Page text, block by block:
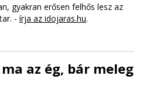
gyakran erősen felhős lesz az
- írja az idojaras.hu.
az ég, bár meleg